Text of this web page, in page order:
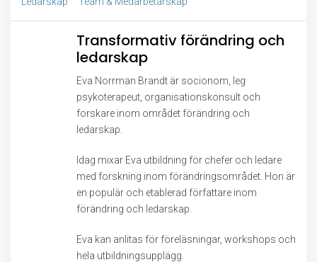
Transformativ förändring och
ledarskap
Eva Norrman Brandt är socionom, leg
psykoterapeut, organisationskonsult och
forskare inom området förändring och
ledarskap.
Idag mixar Eva utbildning för chefer och ledare
med forskning inom förändringsområdet. Hon är
en populär och etablerad författare inom
förändring och ledarskap.
Eva kan anlitas för föreläsningar, workshops och
hela utbildningsupplägg.